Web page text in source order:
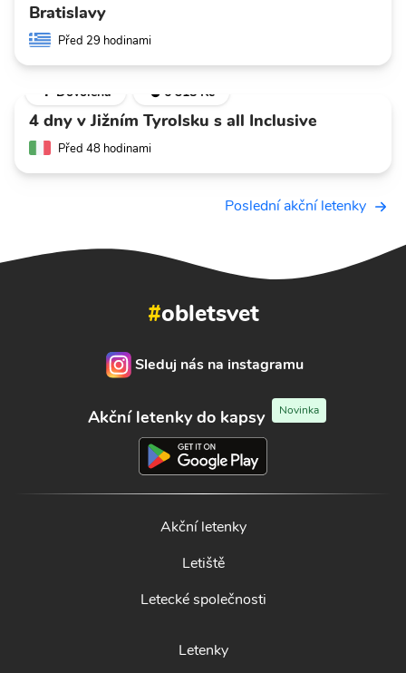
Bratislavy
Před 29 hodinami
🌴 Dovolená 💣 6 318 Kč
4 dny v Jižním Tyrolsku s all Inclusive
Před 48 hodinami
Poslední akční letenky
#obletsvet
Sleduj nás na instagramu
Akční letenky do kapsy Novinka
Akční letenky
Letiště
Letecké společnosti
Letenky